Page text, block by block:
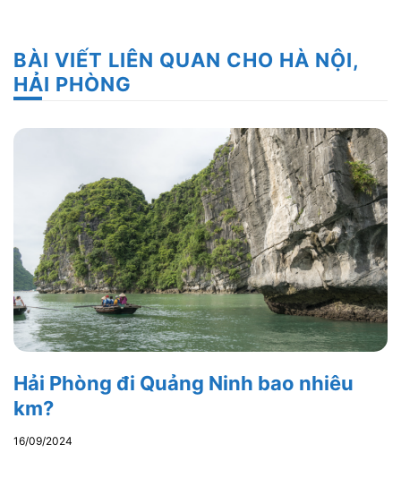
BÀI VIẾT LIÊN QUAN CHO HÀ NỘI,
HẢI PHÒNG
Hải Phòng đi Quảng Ninh bao nhiêu
km?
16/09/2024